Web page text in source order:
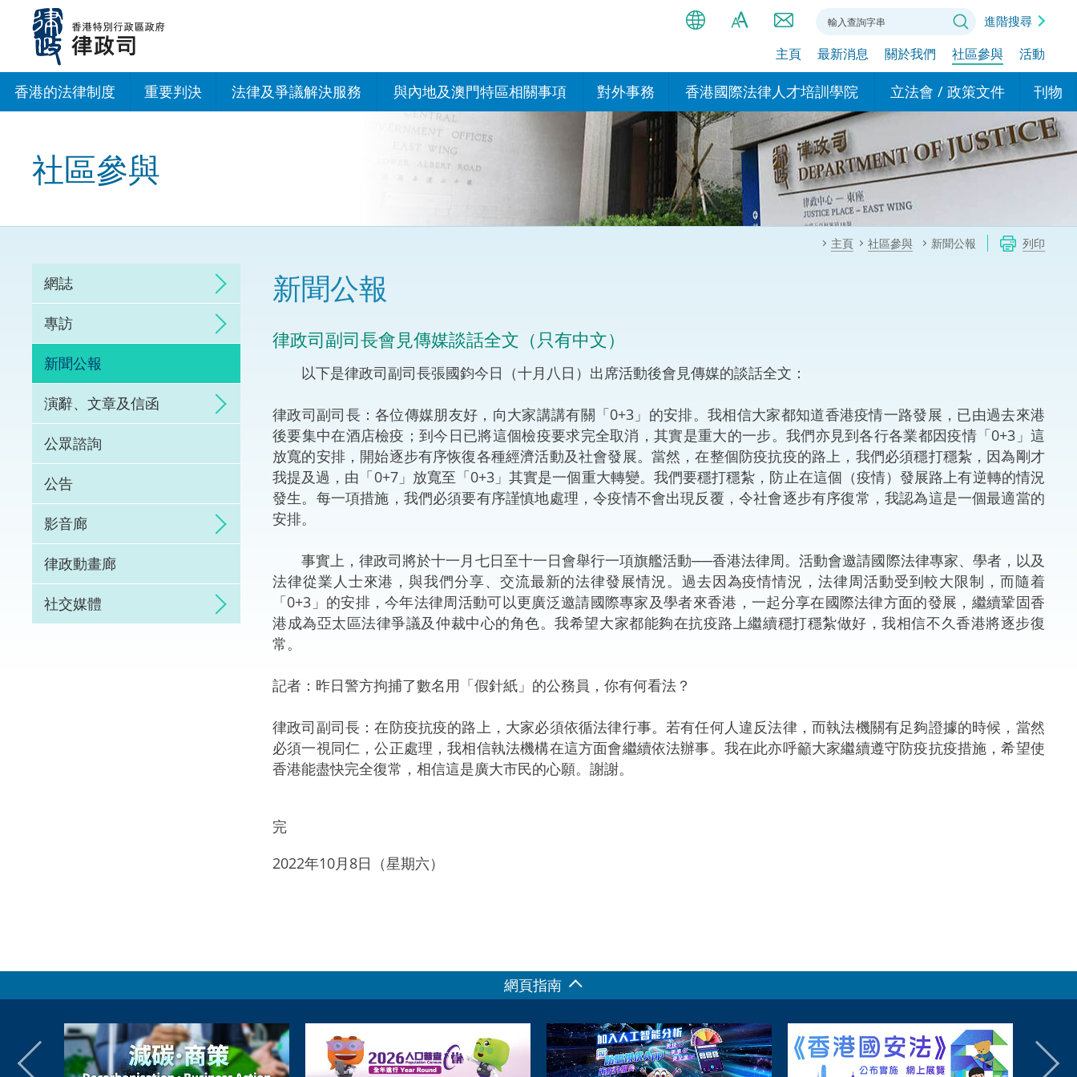
內
简
EN
Bahasa Indonesia (印尼語)
हिन्दी (印度語)
नेपाली (尼泊爾語)
Tiếng Việt (越南語)
A
A
進階搜尋
主頁 最新消息 關於我們 社區參與 活動
香港的法律制度 重要判決 法律及爭議解決服務
訴訟
網上爭議解決及法律科技
體育爭議解決先導計劃
能力建設
法律樞紐
促成交易和爭議解決服務中心
與內地及澳門特區相關事項
與內地的安排
香港與內地相互認可和執行民
商事案件判決的安排
關於建立更緊密經貿關係的安
與澳門特區的安排
“一帶一路”建設
粵港澳大灣區
對外事務
國際政府機構在香港設立辦事
處或運作
多邊協定
其他協定
香港國際法律人才培訓學院
我們的學院
我們的專家委員會
我們的辦公室
我們的培訓課程和能力建設項
立法會 / 政策文件
現行政策措施
政策文件
特別財務委員會
刊物
基本
民事
維護
刑事
相互
社區參與
主頁 社區參與 新聞公報 列印
網誌
專訪
新聞公報
演辭、文章及信函
公眾諮詢
公告
影音廊
律政動畫廊
社交媒體
新聞公報
律政司副司長會見傳媒談話全文（只有中文）
以下是律政司副司長張國鈞今日（十月八日）出席活動後會見傳媒的談話全文：
律政司副司長：各位傳媒朋友好，向大家講講有關「0+3」的安排。我相信大家都知道香港疫情一路發展，已由過去來港
後要集中在酒店檢疫；到今日已將這個檢疫要求完全取消，其實是重大的一步。我們亦見到各行各業都因疫情「0+3」這
放寬的安排，開始逐步有序恢復各種經濟活動及社會發展。當然，在整個防疫抗疫的路上，我們必須穩打穩紮，因為剛才
我提及過，由「0+7」放寬至「0+3」其實是一個重大轉變。我們要穩打穩紮，防止在這個（疫情）發展路上有逆轉的情況
發生。每一項措施，我們必須要有序謹慎地處理，令疫情不會出現反覆，令社會逐步有序復常，我認為這是一個最適當的
安排。
事實上，律政司將於十一月七日至十一日會舉行一項旗艦活動──香港法律周。活動會邀請國際法律專家、學者，以及
法律從業人士來港，與我們分享、交流最新的法律發展情況。過去因為疫情情況，法律周活動受到較大限制，而隨着
「0+3」的安排，今年法律周活動可以更廣泛邀請國際專家及學者來香港，一起分享在國際法律方面的發展，繼續鞏固香
港成為亞太區法律爭議及仲裁中心的角色。我希望大家都能夠在抗疫路上繼續穩打穩紮做好，我相信不久香港將逐步復
常。
記者：昨日警方拘捕了數名用「假針紙」的公務員，你有何看法？
律政司副司長：在防疫抗疫的路上，大家必須依循法律行事。若有任何人違反法律，而執法機關有足夠證據的時候，當然
必須一視同仁，公正處理，我相信執法機構在這方面會繼續依法辦事。我在此亦呼籲大家繼續遵守防疫抗疫措施，希望使
香港能盡快完全復常，相信這是廣大市民的心願。謝謝。
完
2022年10月8日（星期六）
網頁指南